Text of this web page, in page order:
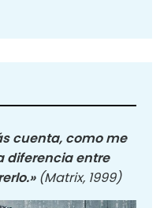
cuenta, como me
diferencia entre
(Matrix, 1999)